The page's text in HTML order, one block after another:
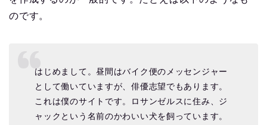
のです。
はじめまして。昼間はバイク便のメッセンジャー
として働いていますが、俳優志望でもあります。
これは僕のサイトです。ロサンゼルスに住み、ジ
ャックという名前のかわいい犬を飼っています。